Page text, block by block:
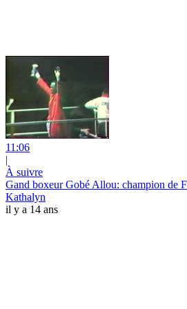
11:06
|
À suivre
Gand boxeur Gobé Allou: champion de
Kathalyn
il y a 14 ans